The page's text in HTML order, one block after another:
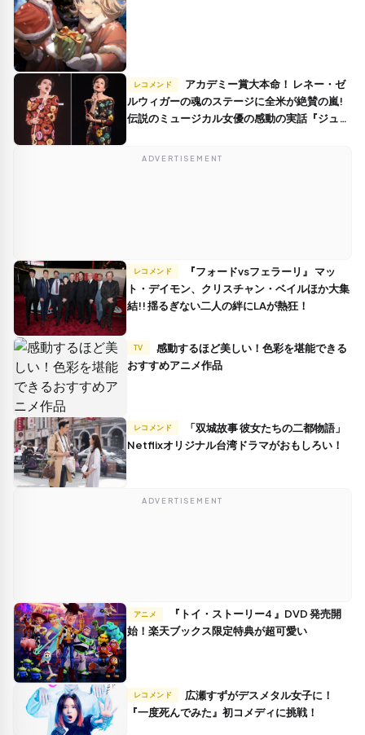
レコメンド
ルウィガーの魂のステージに全米が絶賛の嵐!
伝説のミュージカル女優の感動の実話『ジュデ
ADVERTISEMENT
レコメンド
ト・デイモン、クリスチャン・ベイルほか大集
結!! 揺るぎない二人の絆にLAが熱狂！
TV
おすすめアニメ作品
レコメンド
Netflixオリジナル台湾ドラマがおもしろい！
ADVERTISEMENT
アニメ
始！楽天ブックス限定特典が超可愛い
レコメンド
『一度死んでみた』初コメディに挑戦！